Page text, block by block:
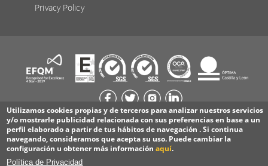
Privacy Policy
© Copyright Acción Laboral 2022
Utilizamos cookies propias y de terceros para analizar nuestros servicios
y/o mostrarle publicidad relacionada con sus preferencias en base a un
perfil elaborado a partir de tus hábitos de navegación . Si continua
navegando, consideramos que acepta su uso. Puede cambiar la
configuración u obtener más informaciónaquí.
Política de Privacidad